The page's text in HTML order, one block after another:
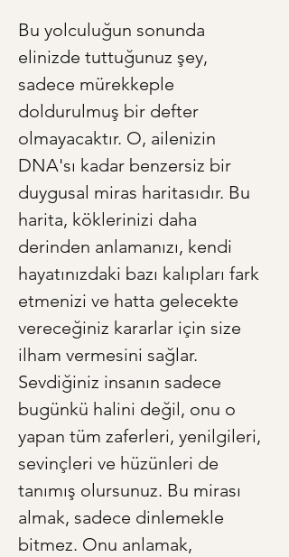
Bu yolculuğun sonunda
elinizde tuttuğunuz şey,
sadece mürekkeple
doldurulmuş bir defter
olmayacaktır. O, ailenizin
DNA'sı kadar benzersiz bir
duygusal miras haritasıdır. Bu
harita, köklerinizi daha
derinden anlamanızı, kendi
hayatınızdaki bazı kalıpları fark
etmenizi ve hatta gelecekte
vereceğiniz kararlar için size
ilham vermesini sağlar.
Sevdiğiniz insanın sadece
bugünkü halini değil, onu o
yapan tüm zaferleri, yenilgileri,
sevinçleri ve hüzünleri de
tanımış olursunuz. Bu mirası
almak, sadece dinlemekle
bitmez. Onu anlamak,